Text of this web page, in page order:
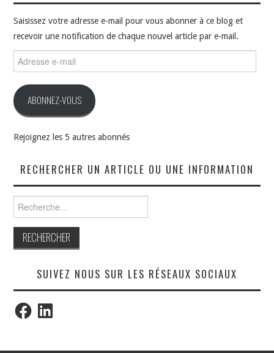
Saisissez votre adresse e-mail pour vous abonner à ce blog et
recevoir une notification de chaque nouvel article par e-mail.
e-
ABONNEZ-VOUS
Rejoignez les 5 autres abonnés
RECHERCHER UN ARTICLE OU UNE INFORMATION
SUIVEZ NOUS SUR LES RÉSEAUX SOCIAUX
FacebookLinkedIn